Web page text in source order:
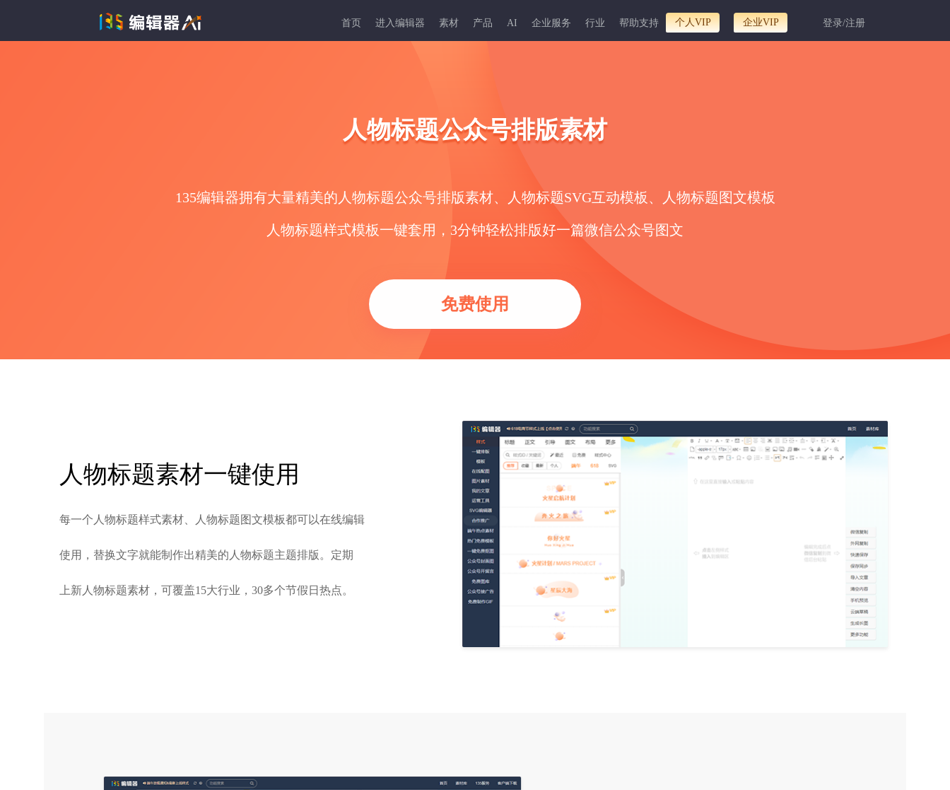
首页 进入编辑器 素材 产品 AI 企业服务 行业 帮助支持 个人VIP 企业VIP 登录/注册
人物标题公众号排版素材
135编辑器拥有大量精美的人物标题公众号排版素材、人物标题SVG互动模板、人物标题图文模板
人物标题样式模板一键套用，3分钟轻松排版好一篇微信公众号图文
免费使用
人物标题素材一键使用
每一个人物标题样式素材、人物标题图文模板都可以在线编辑
使用，替换文字就能制作出精美的人物标题主题排版。定期
上新人物标题素材，可覆盖15大行业，30多个节假日热点。